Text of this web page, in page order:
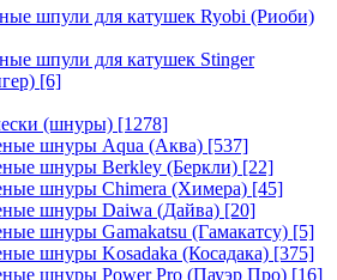
шпули для катушек Ryobi (Риоби)
шпули для катушек Stinger
[6]
(шнуры) [1278]
шнуры Aqua (Аква) [537]
шнуры Berkley (Беркли) [22]
шнуры Chimera (Химера) [45]
шнуры Daiwa (Дайва) [20]
шнуры Gamakatsu (Гамакатсу) [5]
шнуры Kosadaka (Косадака) [375]
шнуры Power Pro (Пауэр Про) [16]